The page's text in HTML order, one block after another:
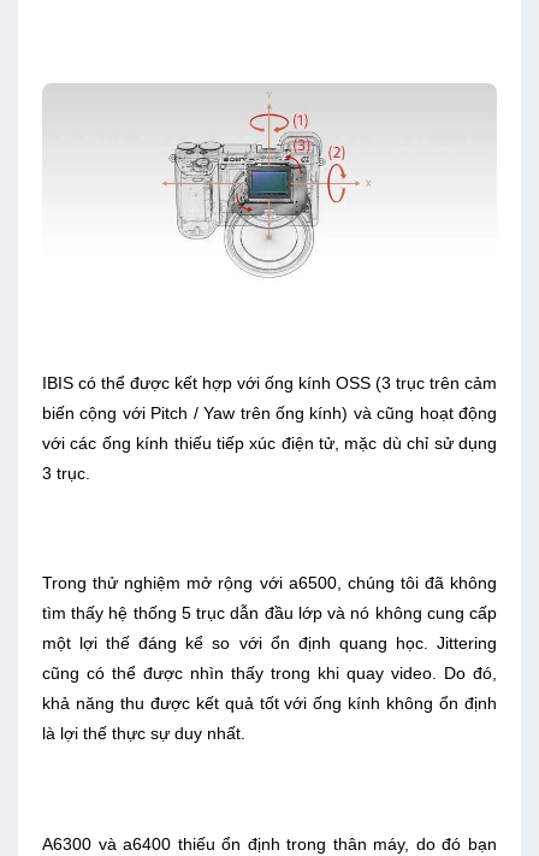
IBIS có thể được kết hợp với ống kính OSS (3 trục trên cảm
biến cộng với Pitch / Yaw trên ống kính) và cũng hoạt động
với các ống kính thiếu tiếp xúc điện tử, mặc dù chỉ sử dụng
3 trục.
Trong thử nghiệm mở rộng với a6500, chúng tôi đã không
tìm thấy hệ thống 5 trục dẫn đầu lớp và nó không cung cấp
một lợi thế đáng kể so với ổn định quang học. Jittering
cũng có thể được nhìn thấy trong khi quay video. Do đó,
khả năng thu được kết quả tốt với ống kính không ổn định
là lợi thế thực sự duy nhất.
A6300 và a6400 thiếu ổn định trong thân máy, do đó bạn